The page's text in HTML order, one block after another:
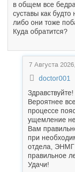
в общем все
суставы как
либо они тоже
Куда обратится?
7 Августа
doctor001
Здравствуйте!
Вероятнее
процессе
ущемление
Вам
при
отдела, ЭНМГ
правильное
Удачи!